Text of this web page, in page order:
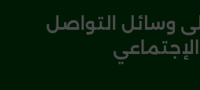
وسائل التواصل
الإجتماعي